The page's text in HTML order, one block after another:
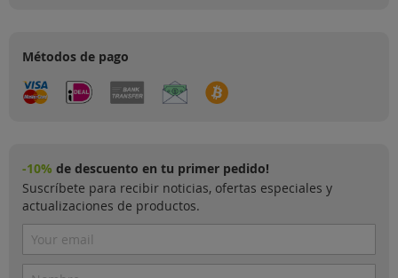
Métodos de pago
-10% de descuento en tu primer pedido!
Suscríbete para recibir noticias, ofertas especiales y
actualizaciones de productos.